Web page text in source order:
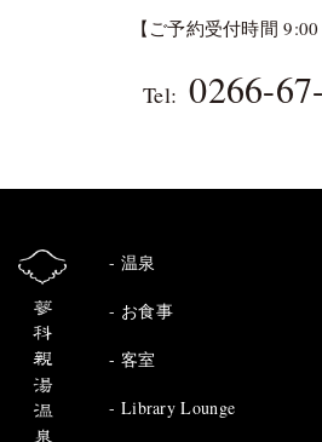
【ご予約受付時間 9:00
Tel: 0266-
温泉
お食事
客室
Library Lounge